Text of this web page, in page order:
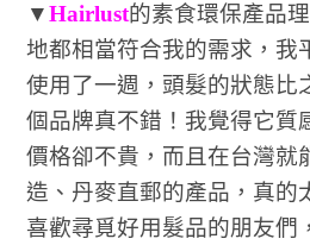
▼Hairlust的素食環保產品
地都相當符合我的需求，我
使用了一週，頭髮的狀態比
個品牌真不錯！我覺得它質
價格卻不貴，而且在台灣就
造、丹麥直郵的產品，真的
喜歡尋覓好用髮品的朋友們